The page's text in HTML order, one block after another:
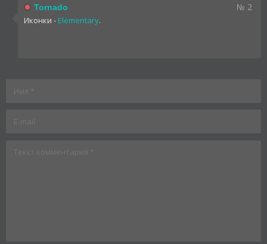
Tornado № 2
Иконки - Elementary.